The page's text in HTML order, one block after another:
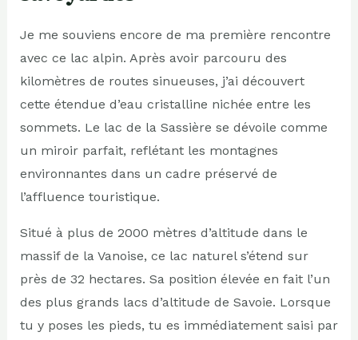
Je me souviens encore de ma première rencontre
avec ce lac alpin. Après avoir parcouru des
kilomètres de routes sinueuses, j’ai découvert
cette étendue d’eau cristalline nichée entre les
sommets. Le lac de la Sassière se dévoile comme
un miroir parfait, reflétant les montagnes
environnantes dans un cadre préservé de
l’affluence touristique.
Situé à plus de 2000 mètres d’altitude dans le
massif de la Vanoise, ce lac naturel s’étend sur
près de 32 hectares. Sa position élevée en fait l’un
des plus grands lacs d’altitude de Savoie. Lorsque
tu y poses les pieds, tu es immédiatement saisi par